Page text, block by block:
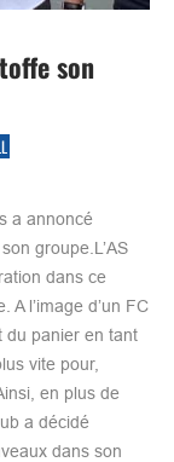
son
a annoncé
groupe.L’AS
dans ce
l’image d’un FC
du panier en tant
vite pour,
en plus de
a décidé
dans son